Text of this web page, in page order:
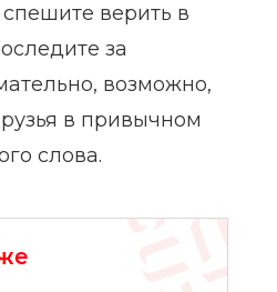
верить в
за
возможно,
в привычном
слова.